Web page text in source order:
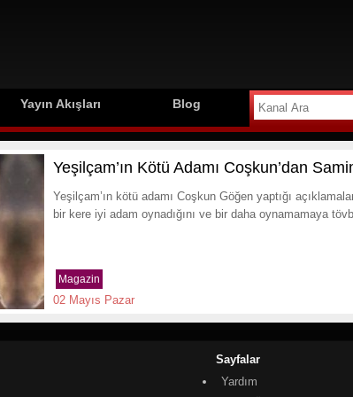
Yayın Akışları Blog
Yeşilçam’ın Kötü Adamı Coşkun’dan
Yeşilçam’ın kötü adamı Coşkun Göğen yaptığı
bir kere iyi adam oynadığını ve bir daha oynamamaya
Magazin
02 Mayıs Pazar
Sayfalar
Yardım